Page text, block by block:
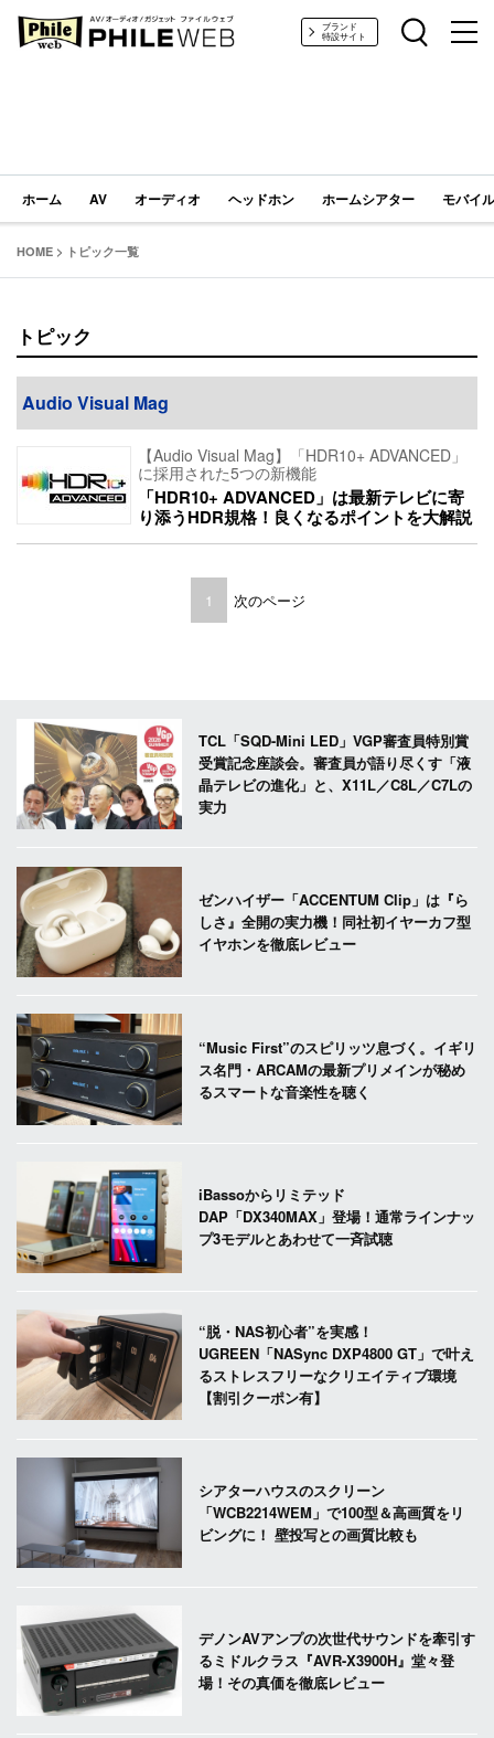
PHILE WEB｜AV/オーディオ/ガジェットブランド
特設サイト
ホーム AV オーディオ ヘッドホン ホームシアター モバイ
HOME > トピック一覧
トピック
Audio Visual Mag
【Audio Visual Mag】「HDR10+ ADVANCED」
に採用された5つの新機能
「HDR10+ ADVANCED」は最新テレビに寄
り添うHDR規格！良くなるポイントを大解説
1 次のページ
TCL「SQD-Mini LED」VGP審査員特別賞
受賞記念座談会。審査員が語り尽くす「液
晶テレビの進化」と、X11L／C8L／C7Lの
実力
ゼンハイザー「ACCENTUM Clip」は『ら
しさ』全開の実力機！同社初イヤーカフ型
イヤホンを徹底レビュー
“Music First”のスピリッツ息づく。イギリ
ス名門・ARCAMの最新プリメインが秘め
るスマートな音楽性を聴く
iBassoからリミテッド
DAP「DX340MAX」登場！通常ラインナッ
プ3モデルとあわせて一斉試聴
“脱・NAS初心者”を実感！
UGREEN「NASync DXP4800 GT」で叶え
るストレスフリーなクリエイティブ環境
【割引クーポン有】
シアターハウスのスクリーン
「WCB2214WEM」で100型＆高画質をリ
ビングに！ 壁投写との画質比較も
デノンAVアンプの次世代サウンドを牽引す
るミドルクラス『AVR-X3900H』堂々登
場！その真価を徹底レビュー